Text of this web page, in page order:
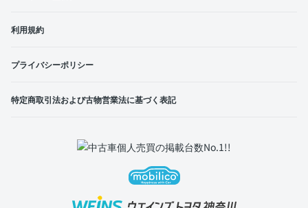
利用規約
プライバシーポリシー
特定商取引法および古物営業法に基づく表記